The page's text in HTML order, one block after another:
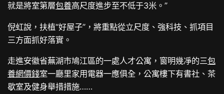
就是將室第層包養高尺度進步至不低于3米。”
倪虹說，扶植“好屋子”，將重點從立尺度、強科技、抓項目
三方面抓好落實。
走進安徽省蕪湖市鳩江區的一處人才公寓，窗明幾凈的三包
養網價錢室一廳里家用電器一應俱全，公寓樓下有書社、茶
歇室及健身舉措措施……